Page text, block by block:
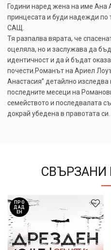
Години наред жена на име Ана
принцесата и буди надежди по
САЩ.
Тя разпалва вярата, че
оцеляла, но и заслужава да
идентичност и да ѝ бъдат
почести.Романът на Ариел
Анастасия” детайлно
последните месеци на
семейството и последвалата
докрай убедена в правотата си.
СВЪРЗАНИ
ПРО
ДАД
ЕН